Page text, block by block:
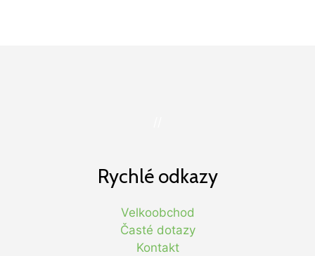
Rychlé odkazy
Velkoobchod
Časté dotazy
Kontakt